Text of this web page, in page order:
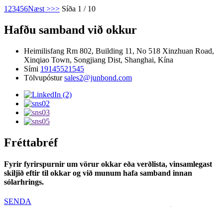
1 23456Næst >>> Síða 1 / 10
Hafðu samband við okkur
Heimilisfang Rm 802, Building 11, No 518 Xinzhuan Road,
Xinqiao Town, Songjiang Dist, Shanghai, Kína
Sími 19145521545
Tölvupóstur sales2@junbond.com
Fréttabréf
Fyrir fyrirspurnir um vörur okkar eða verðlista, vinsamlegast
skiljið eftir til okkar og við munum hafa samband innan
sólarhrings.
SENDA